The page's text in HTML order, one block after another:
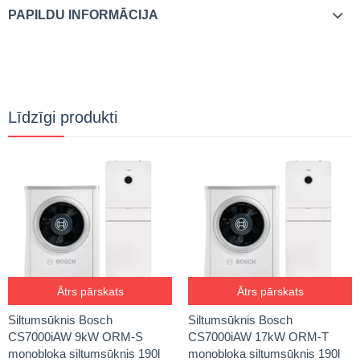
PAPILDU INFORMĀCIJA
Līdzīgi produkti
Ātrs pārskats
Siltumsūknis Bosch
CS7000iAW 9kW ORM-S
monobloka siltumsūknis 190l
Ātrs pārskats
Siltumsūknis Bosch
CS7000iAW 17kW ORM-T
monobloka siltumsūknis 190l